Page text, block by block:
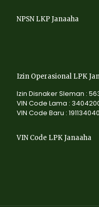
NPSN LKP Janaaha
Izin Operasional LPK
Izin Disnaker Sleman :
VIN Code Lama :
VIN Code Baru :
VIN Code LPK Janaaha